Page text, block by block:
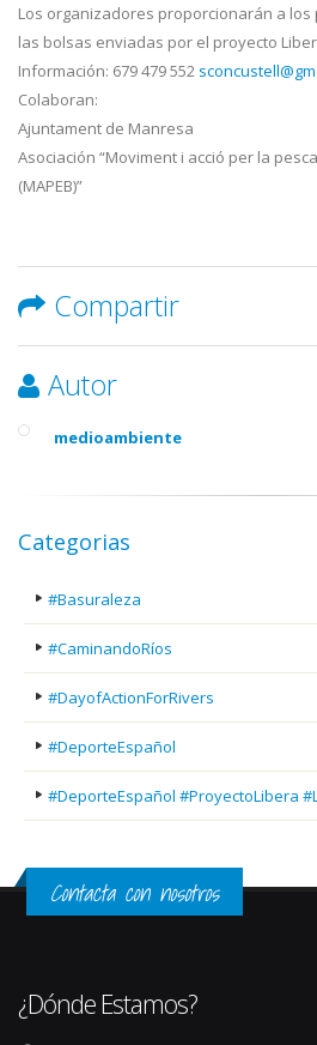
Los organizadores proporcionarán a
las bolsas enviadas por el proyecto
Información: 679 479 552
Colaboran:
Ajuntament de Manresa
Asociación “Moviment i acció per la
(MAPEB)”
Compartir
Autor
medioambiente
Categorias
#Basuraleza
#CaminandoRíos
#DayofActionForRivers
#DeporteEspañol
#DeporteEspañol #ProyectoLibera
Contacta con nosotros
¿Dónde Estamos?